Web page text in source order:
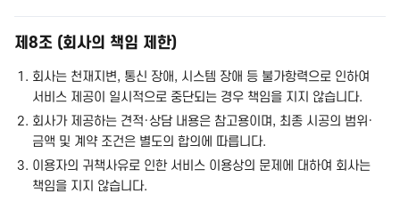
제8조 (회사의 책임 제한)
회사는 천재지변, 통신 장애, 시스템 장애 등 불가항력으로 인하여
서비스 제공이 일시적으로 중단되는 경우 책임을 지지 않습니다.
회사가 제공하는 견적·상담 내용은 참고용이며, 최종 시공의 범위·
금액 및 계약 조건은 별도의 합의에 따릅니다.
이용자의 귀책사유로 인한 서비스 이용상의 문제에 대하여 회사는
책임을 지지 않습니다.